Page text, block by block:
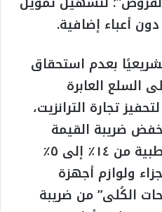
أعباء إضافية.
بعدم استحقاق
السلع العابرة
تجارة الترانزيت،
ضريبة القيمة
المضافة على الأجهزة الطبية من ١٤٪ إلى ٥٪
ولوازم أجهزة
الكُلى” من ضريبة